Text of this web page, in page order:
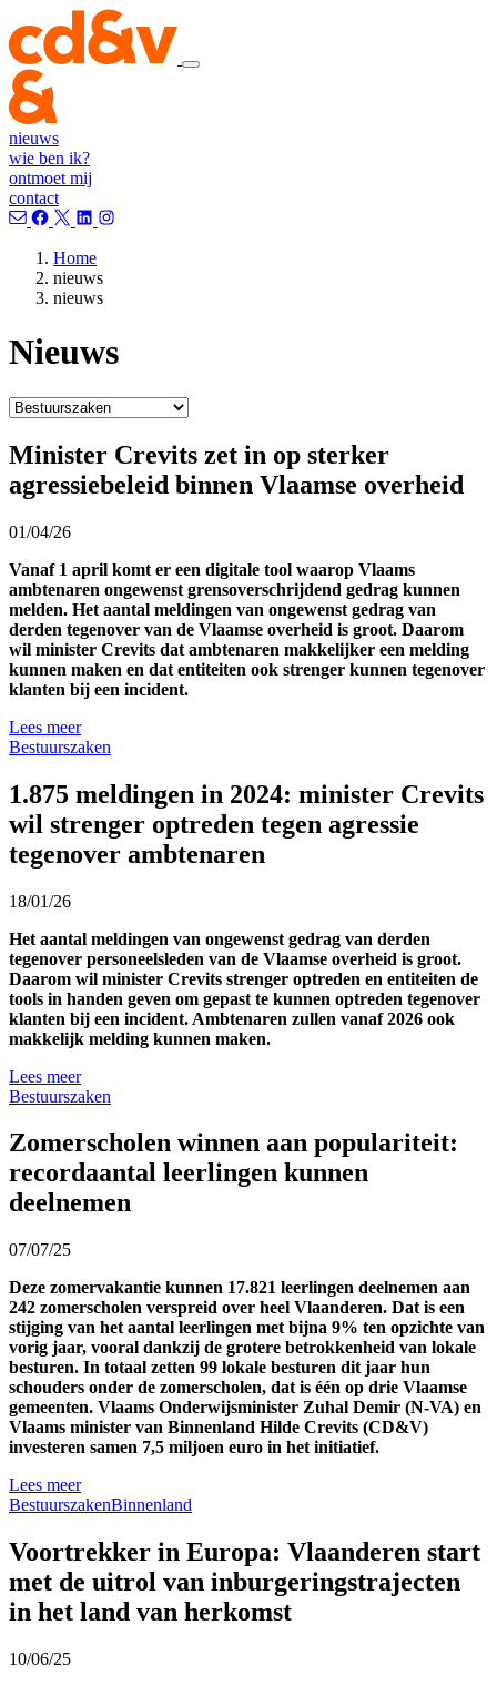
nieuws
wie ben ik?
ontmoet mij
contact
Home
nieuws
nieuws
Nieuws
Minister Crevits zet in op sterker
agressiebeleid binnen Vlaamse overheid
01/04/26
Vanaf 1 april komt er een digitale tool waarop Vlaams
ambtenaren ongewenst grensoverschrijdend gedrag kunnen
melden. Het aantal meldingen van ongewenst gedrag van
derden tegenover van de Vlaamse overheid is groot. Daarom
wil minister Crevits dat ambtenaren makkelijker een melding
kunnen maken en dat entiteiten ook strenger kunnen tegenover
klanten bij een incident.
Lees meer
Bestuurszaken
1.875 meldingen in 2024: minister Crevits
wil strenger optreden tegen agressie
tegenover ambtenaren
18/01/26
Het aantal meldingen van ongewenst gedrag van derden
tegenover personeelsleden van de Vlaamse overheid is groot.
Daarom wil minister Crevits strenger optreden en entiteiten de
tools in handen geven om gepast te kunnen optreden tegenover
klanten bij een incident. Ambtenaren zullen vanaf 2026 ook
makkelijk melding kunnen maken.
Lees meer
Bestuurszaken
Zomerscholen winnen aan populariteit:
recordaantal leerlingen kunnen
deelnemen
07/07/25
Deze zomervakantie kunnen 17.821 leerlingen deelnemen aan
242 zomerscholen verspreid over heel Vlaanderen. Dat is een
stijging van het aantal leerlingen met bijna 9% ten opzichte van
vorig jaar, vooral dankzij de grotere betrokkenheid van lokale
besturen. In totaal zetten 99 lokale besturen dit jaar hun
schouders onder de zomerscholen, dat is één op drie Vlaamse
gemeenten. Vlaams Onderwijsminister Zuhal Demir (N-VA) en
Vlaams minister van Binnenland Hilde Crevits (CD&V)
investeren samen 7,5 miljoen euro in het initiatief.
Lees meer
BestuurszakenBinnenland
Voortrekker in Europa: Vlaanderen start
met de uitrol van inburgeringstrajecten
in het land van herkomst
10/06/25